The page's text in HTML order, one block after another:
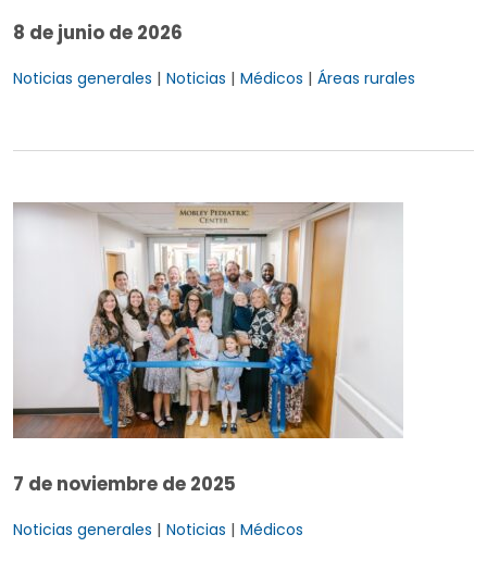
8 de junio de 2026
Noticias generales | Noticias | Médicos | Áreas rurales
7 de noviembre de 2025
Noticias generales | Noticias | Médicos